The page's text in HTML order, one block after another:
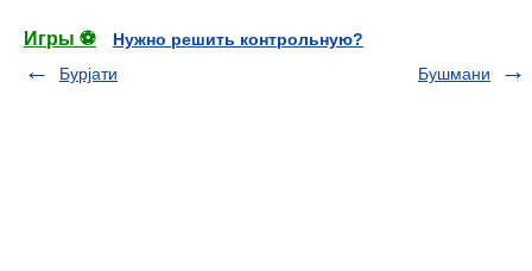
Игры ⚽
Нужно решить контрольную?
Бурјати
Бушмани